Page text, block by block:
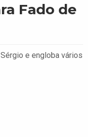
Fado de
e engloba vários